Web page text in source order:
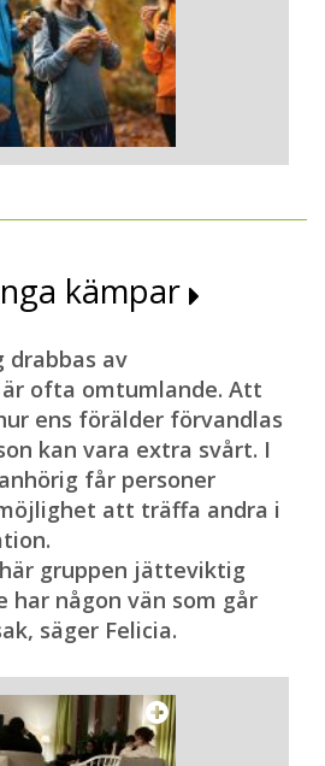
kämpar
drabbas av
ofta omtumlande. Att
ens förälder förvandlas
kan vara extra svårt. I
får personer
att träffa andra i
gruppen jätteviktig
någon vän som går
säger Felicia.